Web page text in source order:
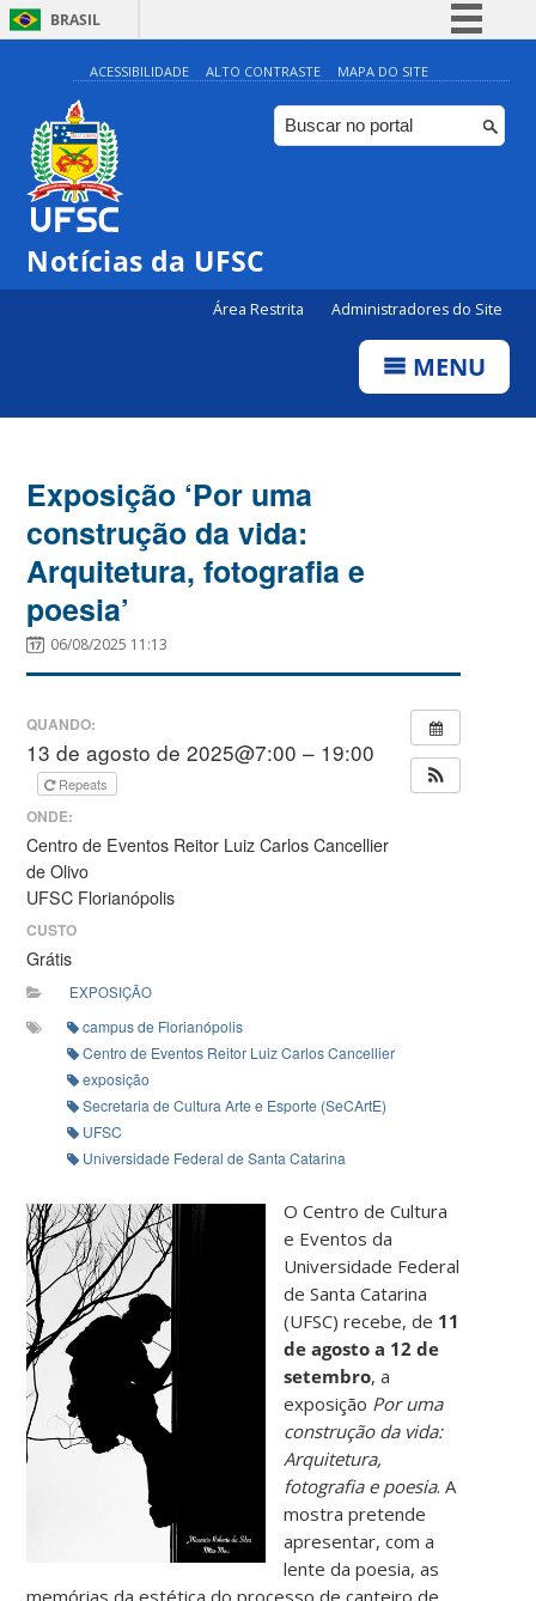
BRASIL
Simplifique!
Comunica BR
Participe
ACESSIBILIDADE ALTO CONTRASTE MAPA DO SITE
Notícias da UFSC
Área Restrita Administradores do Site
MENU
Exposição ‘Por uma
construção da vida:
Arquitetura, fotografia e
poesia’
06/08/2025 11:13
QUANDO:
13 de agosto de 2025@7:00 – 19:00
Repeats
ONDE:
Centro de Eventos Reitor Luiz Carlos Cancellier
de Olivo
UFSC Florianópolis
CUSTO
Grátis
EXPOSIÇÃO
campus de Florianópolis
Centro de Eventos Reitor Luiz Carlos Cancellier de Olivo
exposição
Secretaria de Cultura Arte e Esporte (SeCArtE)
UFSC
Universidade Federal de Santa Catarina
O Centro de Cultura
e Eventos da
Universidade Federal
de Santa Catarina
(UFSC) recebe, de 11
de agosto a 12 de
setembro, a
exposição Por uma
construção da vida:
Arquitetura,
fotografia e poesia. A
mostra pretende
apresentar, com a
lente da poesia, as